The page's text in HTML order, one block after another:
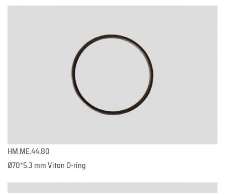
HM.ME.44.80
Ø70*5.3 mm Viton O-ring